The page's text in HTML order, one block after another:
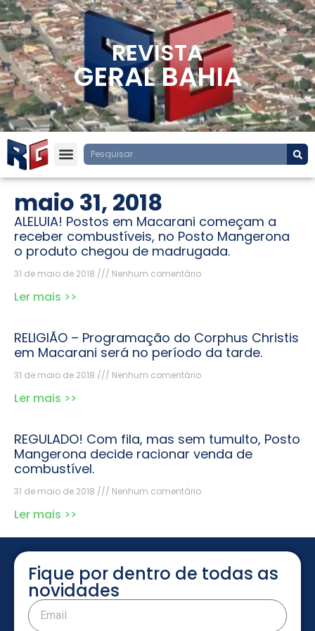
REVISTA
GERAL BAHIA
maio 31, 2018
ALELUIA! Postos em Macarani começam a
receber combustíveis, no Posto Mangerona
o produto chegou de madrugada.
31 de maio de 2018 Nenhum comentário
Ler mais >>
RELIGIÃO – Programação do Corphus Christis
em Macarani será no período da tarde.
31 de maio de 2018 Nenhum comentário
Ler mais >>
REGULADO! Com fila, mas sem tumulto, Posto
Mangerona decide racionar venda de
combustível.
31 de maio de 2018 Nenhum comentário
Ler mais >>
Fique por dentro de todas as
novidades